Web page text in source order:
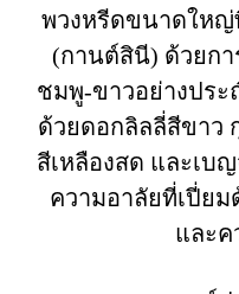
พวงหรีดขนาดใหญ่
(กานต์สินี) ด้วยก
ชมพู-ขาวอย่างปร
ด้วยดอกลิลลี่สีขาว
สีเหลืองสด และเบ
ความอาลัยที่เปี่ย
และค